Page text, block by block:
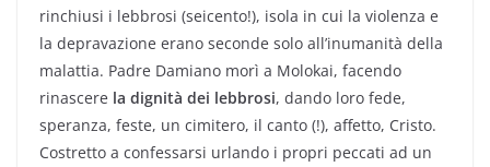
rinchiusi i lebbrosi (seicento!), isola in cui la violenza e
la depravazione erano seconde solo all’inumanità della
malattia. Padre Damiano morì a Molokai, facendo
rinascere la dignità dei lebbrosi, dando loro fede,
speranza, feste, un cimitero, il canto (!), affetto, Cristo.
Costretto a confessarsi urlando i propri peccati ad un